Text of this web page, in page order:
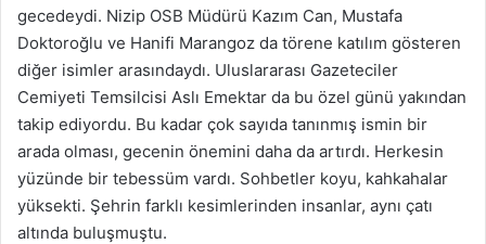
gecedeydi. Nizip OSB Müdürü Kazım Can, Mustafa
Doktoroğlu ve Hanifi Marangoz da törene katılım gösteren
diğer isimler arasındaydı. Uluslararası Gazeteciler
Cemiyeti Temsilcisi Aslı Emektar da bu özel günü yakından
takip ediyordu. Bu kadar çok sayıda tanınmış ismin bir
arada olması, gecenin önemini daha da artırdı. Herkesin
yüzünde bir tebessüm vardı. Sohbetler koyu, kahkahalar
yüksekti. Şehrin farklı kesimlerinden insanlar, aynı çatı
altında buluşmuştu.